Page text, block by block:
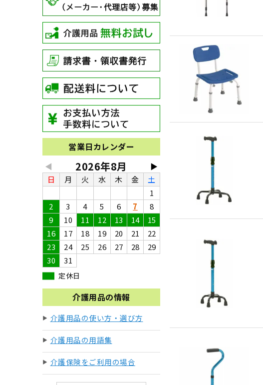
営業日カレンダー
◀ ▶
2026年8月
日 月 火 水 木 金
土
1
2
3 4 5 6 7
8
9
10 11 12 13 14
15
16
17 18 19 20 21
22
23
24 25 26 27 28
29
30
31
定休日
介護用品の情報
介護用品の使い方・選び方
介護用品の用語集
介護保険をご利用の場合